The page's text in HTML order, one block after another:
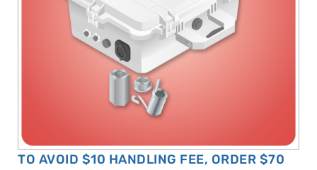
TO AVOID $10 HANDLING FEE, ORDER $70